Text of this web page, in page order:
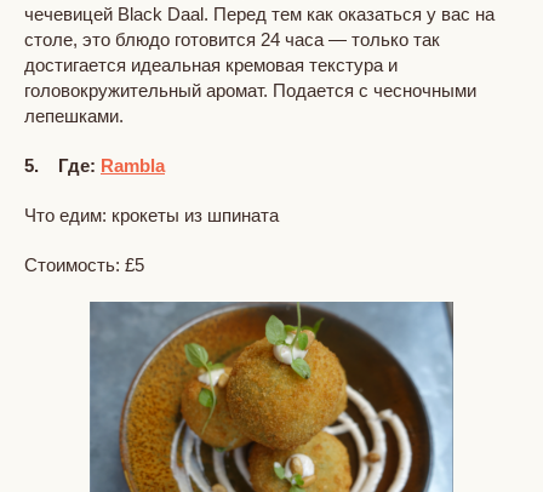
чечевицей Black Daal. Перед тем как оказаться у вас на
столе, это блюдо готовится 24 часа — только так
достигается идеальная кремовая текстура и
головокружительный аромат. Подается с чесночными
лепешками.
5. Где: Rambla
Что едим: крокеты из шпината
Стоимость: £5